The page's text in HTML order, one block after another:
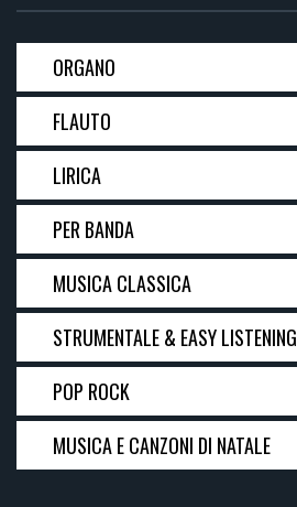
ORGANO
FLAUTO
LIRICA
PER BANDA
MUSICA CLASSICA
STRUMENTALE & EASY LISTENING
POP ROCK
MUSICA E CANZONI DI NATALE